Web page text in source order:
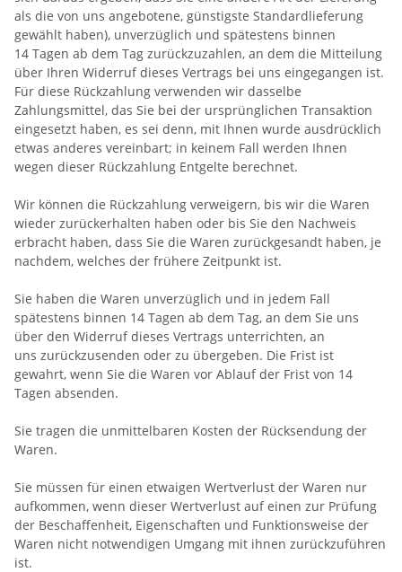
als die von uns angebotene, günstigste Standardlieferung
gewählt haben), unverzüglich und spätestens binnen
14 Tagen ab dem Tag zurückzuzahlen, an dem die Mitteilung
über Ihren Widerruf dieses Vertrags bei uns eingegangen ist.
Für diese Rückzahlung verwenden wir dasselbe
Zahlungsmittel, das Sie bei der ursprünglichen Transaktion
eingesetzt haben, es sei denn, mit Ihnen wurde ausdrücklich
etwas anderes vereinbart; in keinem Fall werden Ihnen
wegen dieser Rückzahlung Entgelte berechnet.
Wir können die Rückzahlung verweigern, bis wir die Waren
wieder zurückerhalten haben oder bis Sie den Nachweis
erbracht haben, dass Sie die Waren zurückgesandt haben, je
nachdem, welches der frühere Zeitpunkt ist.
Sie haben die Waren unverzüglich und in jedem Fall
spätestens binnen 14 Tagen ab dem Tag, an dem Sie uns
über den Widerruf dieses Vertrags unterrichten, an
uns zurückzusenden oder zu übergeben. Die Frist ist
gewahrt, wenn Sie die Waren vor Ablauf der Frist von 14
Tagen absenden.
Sie tragen die unmittelbaren Kosten der Rücksendung der
Waren.
Sie müssen für einen etwaigen Wertverlust der Waren nur
aufkommen, wenn dieser Wertverlust auf einen zur Prüfung
der Beschaffenheit, Eigenschaften und Funktionsweise der
Waren nicht notwendigen Umgang mit ihnen zurückzuführen
ist.